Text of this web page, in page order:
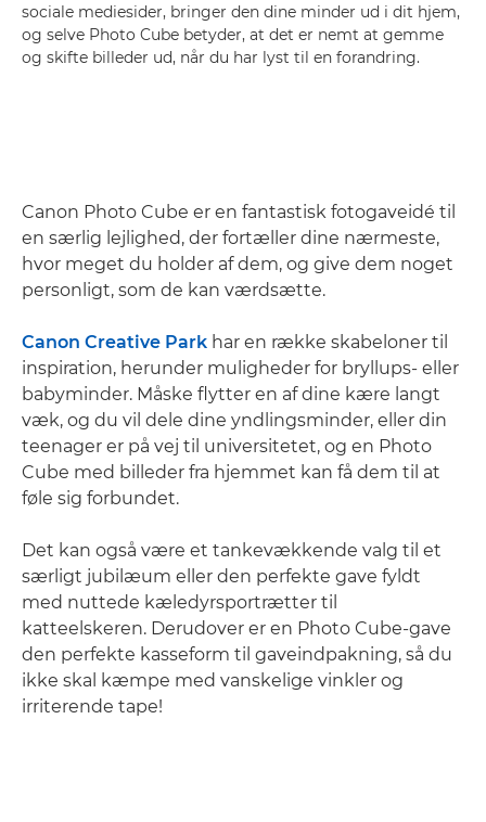
sociale mediesider, bringer den dine minder ud i dit hjem,
og selve Photo Cube betyder, at det er nemt at gemme
og skifte billeder ud, når du har lyst til en forandring.
Canon Photo Cube er en fantastisk fotogaveidé til
en særlig lejlighed, der fortæller dine nærmeste,
hvor meget du holder af dem, og give dem noget
personligt, som de kan værdsætte.
Canon Creative Park har en række skabeloner til
inspiration, herunder muligheder for bryllups- eller
babyminder. Måske flytter en af dine kære langt
væk, og du vil dele dine yndlingsminder, eller din
teenager er på vej til universitetet, og en Photo
Cube med billeder fra hjemmet kan få dem til at
føle sig forbundet.
Det kan også være et tankevækkende valg til et
særligt jubilæum eller den perfekte gave fyldt
med nuttede kæledyrsportrætter til
katteelskeren. Derudover er en Photo Cube-gave
den perfekte kasseform til gaveindpakning, så du
ikke skal kæmpe med vanskelige vinkler og
irriterende tape!